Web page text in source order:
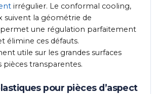
irrégulier. Le conformal cooling,
suivent la géométrie de
permet une régulation parfaitement
élimine ces défauts.
utile sur les grandes surfaces
pièces transparentes.
pour pièces d’aspect